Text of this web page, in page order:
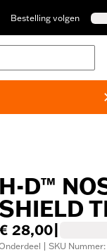
Bestelling volgen
D™
28,00
| SKU Nummer: